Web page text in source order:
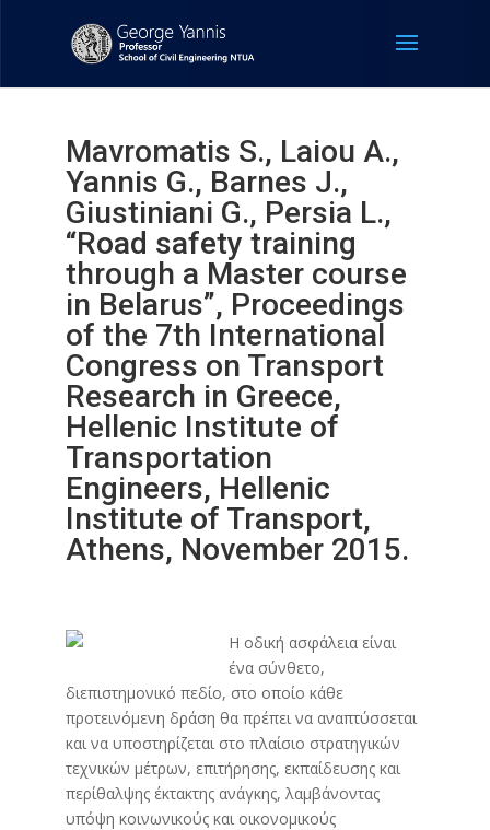
Mavromatis S., Laiou A.,
Yannis G., Barnes J.,
Giustiniani G., Persia L.,
“Road safety training
through a Master course
in Belarus”, Proceedings
of the 7th International
Congress on Transport
Research in Greece,
Hellenic Institute of
Transportation
Engineers, Hellenic
Institute of Transport,
Athens, November 2015.
Η οδική ασφάλεια είναι
ένα σύνθετο,
διεπιστημονικό πεδίο, στο οποίο κάθε
προτεινόμενη δράση θα πρέπει να αναπτύσσεται
και να υποστηρίζεται στο πλαίσιο στρατηγικών
τεχνικών μέτρων, επιτήρησης, εκπαίδευσης και
περίθαλψης έκτακτης ανάγκης, λαμβάνοντας
υπόψη κοινωνικούς και οικονομικούς